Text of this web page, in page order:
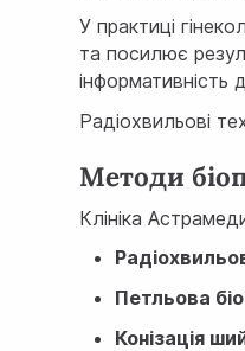
У практиці
та посилює
інформативність
Радіохвильові
Методи
Клініка
Петльова
Конізація